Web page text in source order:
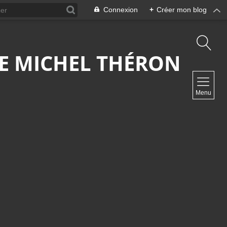
Connexion + Créer mon blog
MICHEL THÉRON
Menu
NAVIGATION